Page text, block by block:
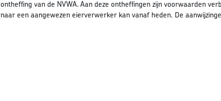
ontheffing van de NVWA. Aan deze ontheffingen zijn voorwaarden
naar een aangewezen eierverwerker kan vanaf heden. De